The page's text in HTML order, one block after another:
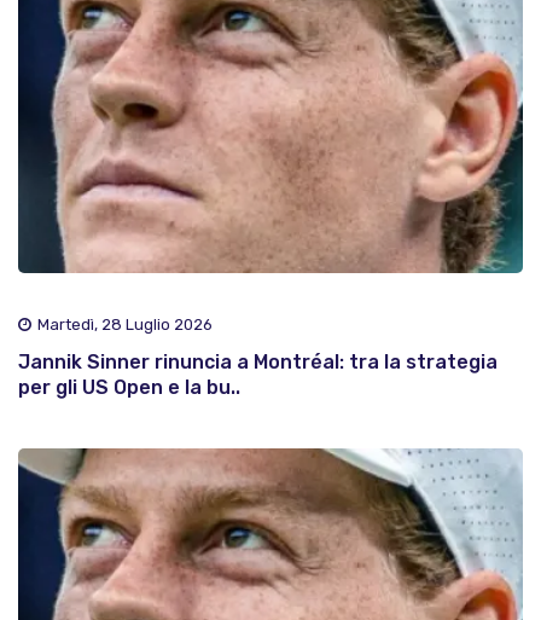
Martedì, 28 Luglio 2026
Jannik Sinner rinuncia a Montréal: tra la strategia
per gli US Open e la bu..